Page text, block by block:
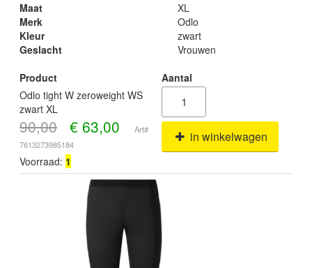
Maat
XL
Merk
Odlo
Kleur
zwart
Geslacht
Vrouwen
Product
Aantal
Odlo tight W zeroweight WS
zwart XL
90,00 € 63,00
Art#
7613273985184
in winkelwagen
Voorraad: 1